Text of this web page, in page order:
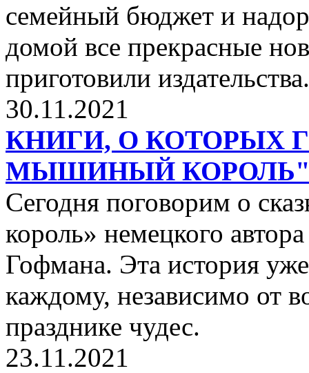
семейный бюджет и
домой все прекрасные
приготовили издательства.
30.11.2021
КНИГИ, О КОТОРЫХ
МЫШИНЫЙ
Сегодня поговорим о
король» немецкого
Гофмана. Эта история
каждому, независимо от
празднике чудес.
23.11.2021